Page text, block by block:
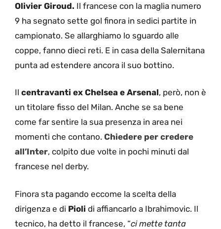
Olivier Giroud. Il francese con la maglia numero
9 ha segnato sette gol finora in sedici partite in
campionato. Se allarghiamo lo sguardo alle
coppe, fanno dieci reti. E in casa della Salernitana
punta ad estendere ancora il suo bottino.
Il centravanti ex Chelsea e Arsenal, però, non è
un titolare fisso del Milan. Anche se sa bene
come far sentire la sua presenza in area nei
momenti che contano. Chiedere per credere
all’Inter, colpito due volte in pochi minuti dal
francese nel derby.
Finora sta pagando eccome la scelta della
dirigenza e di Pioli di affiancarlo a Ibrahimovic. Il
tecnico, ha detto il francese, “ci mette tanta